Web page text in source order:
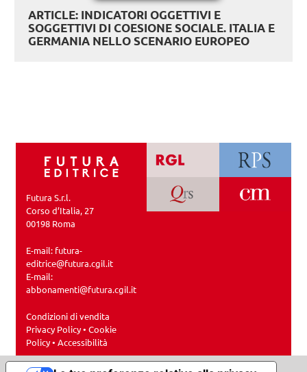
ARTICLE: INDICATORI OGGETTIVI E
SOGGETTIVI DI COESIONE SOCIALE. ITALIA E
GERMANIA NELLO SCENARIO EUROPEO
Futura S.r.l.
Corso d’Italia, 27
00198 Roma
E-mail: futura-
editrice@futura.cgil.it
E-mail:
abbonamenti@futura.cgil.it
Condizioni di vendita
Privacy Policy•Cookie
Policy•Accessibilità